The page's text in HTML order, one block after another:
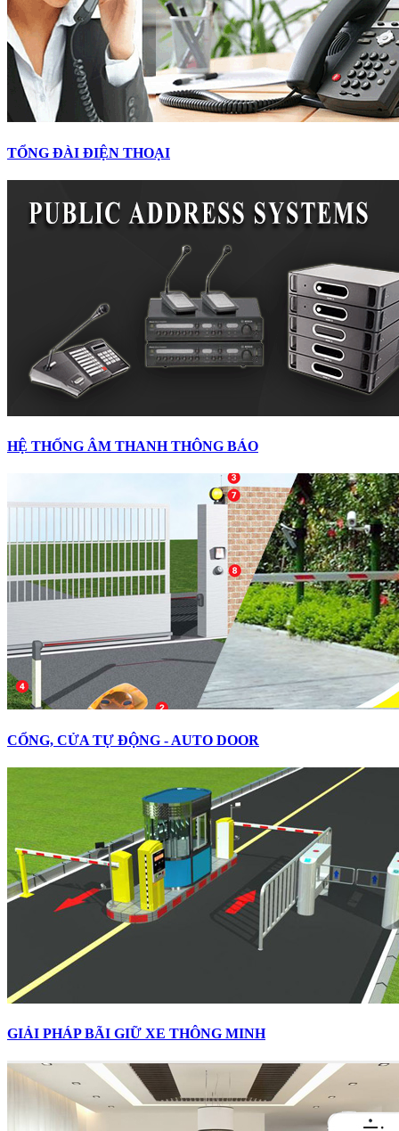
TỔNG ĐÀI ĐIỆN THOẠI
HỆ THỐNG ÂM THANH THÔNG BÁO
CỔNG, CỬA TỰ ĐỘNG - AUTO DOOR
GIẢI PHÁP BÃI GIỮ XE THÔNG MINH